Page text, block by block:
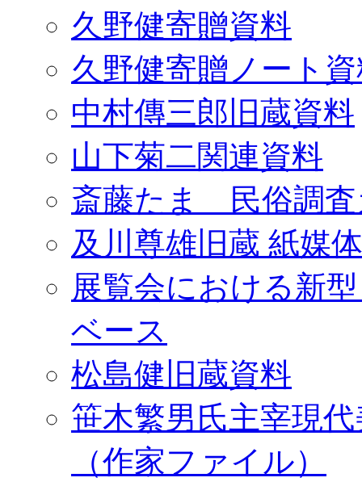
久野健寄贈資料
久野健寄贈ノート
中村傳三郎旧蔵資料
山下菊二関連資料
斎藤たま 民俗調査
及川尊雄旧蔵 紙媒
展覧会における新
ベース
松島健旧蔵資料
笹木繁男氏主宰現
（作家ファイル）